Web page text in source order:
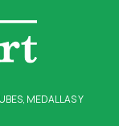
MEDALLAS Y